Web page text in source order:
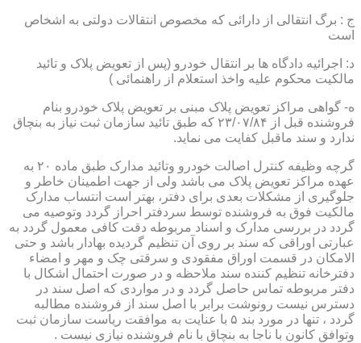
ج : برگ انتقالی از دارائی که مخصوص انتقالات دولتی به اشخاص
است
د: اجرائیه دادگاه ها بر انتقال خودرو (پس از تعویض پلاک و تائید
مالکیت محکوم علیه واخذ استعلام از راهنمائی )
ه- گواهی مراکز تعویض پلاک مبنی بر تعویض پلاک خودرو بنام
فروشنده قبل از ۲۳/۰۷/۸۴ که طبق تائید سازمان ثبت نیاز به بنچاق
ندارد و سند ماقبل کفایت می نماید.
گرچه وظیفه کنترل اصالت خودرو وتائید مدارک طبق ماده ۲۰ به
عهده مراکز تعویض پلاک می باشد ولی از جهت اطمینان خاطر و
جلوگیری از مشکلات بعدی برای دفتر، بهتر است انتساب مدارک
مالکیت فوق به فروشنده توسط سردفتر احراز گردد وتوصیه می
گردد در بررسی مدارک و اسناد مربوطه دقت کافی معمول گردد به
عبارتی اوراقی که سند بر روی آن تنظیم گردیده بهادار باشد و حتی
الامکان در قسمت اوراق مفقودی و سرقتی چک و مهر و امضاء
دفترخانه تنظیم کننده سند ملاحظه و در صورت احتمال اشکال با
دفتر مربوطه تماس حاصل گردد و در مواردی که اصل سند در
دسترس نیست رونوشت برابر با اصل سند از فروشنده مطالبه
گردد ، تنها در مورد بند ۵ با عنایت به موافقت ریاست سازمان ثبت
وتوافق کانون با ناجا به بنچاق با نام فروشنده نیازی نیست .